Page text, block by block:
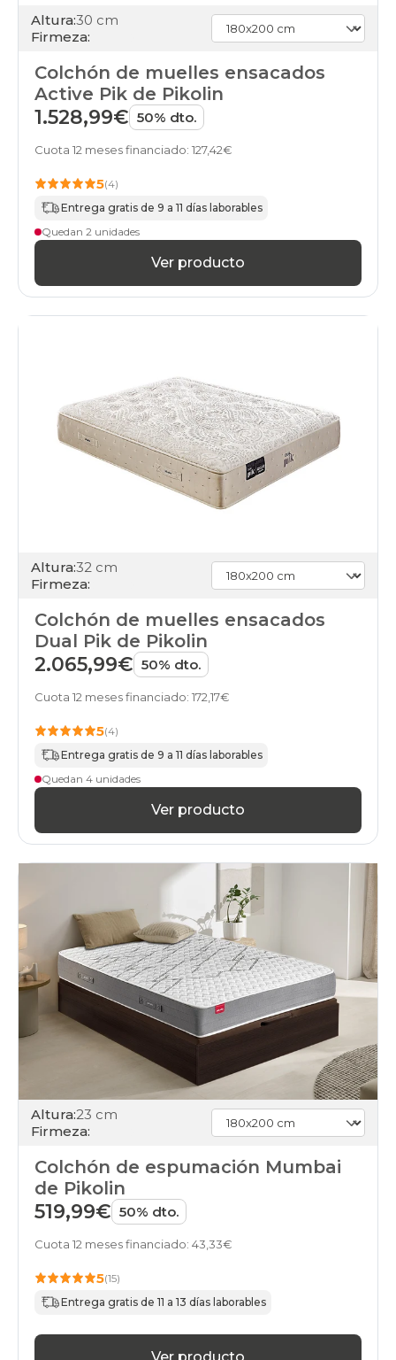
Altura:30 cm
Firmeza:
Colchón de muelles ensacados
Active Pik de Pikolin
1.528,99€ 50% dto.
Cuota 12 meses financiado: 127,42€
5(4)
Entrega gratis de 9 a 11 días laborables
Quedan 2 unidades
Ver producto
Altura:32 cm
Firmeza:
Colchón de muelles ensacados
Dual Pik de Pikolin
2.065,99€ 50% dto.
Cuota 12 meses financiado: 172,17€
5(4)
Entrega gratis de 9 a 11 días laborables
Quedan 4 unidades
Ver producto
Altura:23 cm
Firmeza:
Colchón de espumación Mumbai
de Pikolin
519,99€ 50% dto.
Cuota 12 meses financiado: 43,33€
5(15)
Entrega gratis de 11 a 13 días laborables